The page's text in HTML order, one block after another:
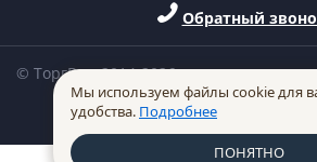
Обратный
© ТоргВрн 2014-2026
Мы используем файлы cookie для
удобства. Подробнее
ПОНЯТНО